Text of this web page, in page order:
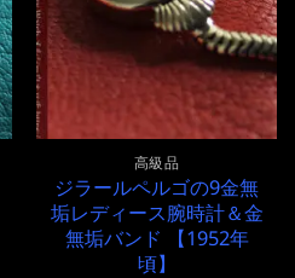
高級品
ジラールペルゴの9金無
垢レディース腕時計＆金
無垢バンド 【1952年
頃】